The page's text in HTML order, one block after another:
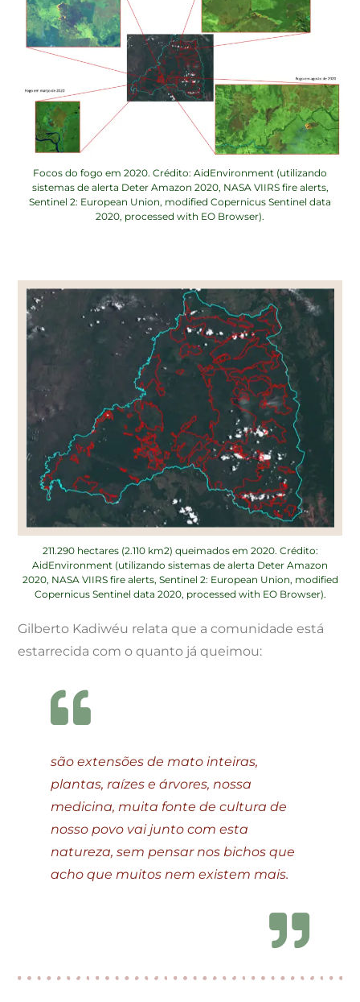
Focos do fogo em 2020. Crédito: AidEnvironment (utilizando
sistemas de alerta Deter Amazon 2020, NASA VIIRS fire alerts,
Sentinel 2: European Union, modified Copernicus Sentinel data
2020, processed with EO Browser).
211.290 hectares (2.110 km2) queimados em 2020. Crédito:
AidEnvironment (utilizando sistemas de alerta Deter Amazon
2020, NASA VIIRS fire alerts, Sentinel 2: European Union, modified
Copernicus Sentinel data 2020, processed with EO Browser).
Gilberto Kadiwéu relata que a comunidade está
estarrecida com o quanto já queimou:
são extensões de mato inteiras,
plantas, raízes e árvores, nossa
medicina, muita fonte de cultura de
nosso povo vai junto com esta
natureza, sem pensar nos bichos que
acho que muitos nem existem mais.